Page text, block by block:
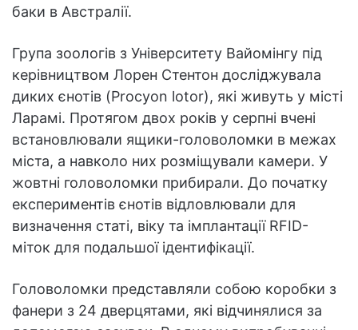
баки в Австралії.
Група зоологів з Університету Вайомінгу під
керівництвом Лорен Стентон досліджувала
диких єнотів (Procyon lotor), які живуть у місті
Ларамі. Протягом двох років у серпні вчені
встановлювали ящики-головоломки в межах
міста, а навколо них розміщували камери. У
жовтні головоломки прибирали. До початку
експериментів єнотів відловлювали для
визначення статі, віку та імплантації RFID-
міток для подальшої ідентифікації.
Головоломки представляли собою коробки з
фанери з 24 дверцятами, які відчинялися за